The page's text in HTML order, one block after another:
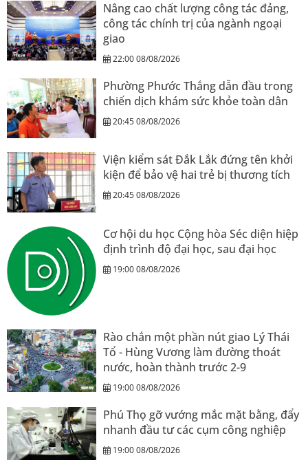
Nâng cao chất lượng công tác đảng,
công tác chính trị của ngành ngoại
giao
22:00 08/08/2026
Phường Phước Thắng dẫn đầu trong
chiến dịch khám sức khỏe toàn dân
20:45 08/08/2026
Viện kiểm sát Đắk Lắk đứng tên khởi
kiện để bảo vệ hai trẻ bị thương tích
20:45 08/08/2026
Cơ hội du học Cộng hòa Séc diện hiệp
định trình độ đại học, sau đại học
19:00 08/08/2026
Rào chắn một phần nút giao Lý Thái
Tổ - Hùng Vương làm đường thoát
nước, hoàn thành trước 2-9
19:00 08/08/2026
Phú Thọ gỡ vướng mắc mặt bằng, đẩy
nhanh đầu tư các cụm công nghiệp
19:00 08/08/2026